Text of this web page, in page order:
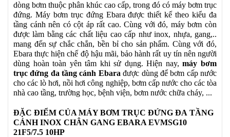
dòng bơm thuộc phân khúc cao cấp, trong đó có máy bơm trục
đứng. Máy bơm trục đứng Ebara được thiết kế theo kiểu đa
tầng cánh nên có cột áp rất cao. Cùng với đó, máy bơm còn
được làm bằng các chất liệu cao cấp như inox, nhựa, gang,..
mang đến sự chắc chắn, bền bỉ cho sản phẩm. Cùng với đó,
Ebara thực hiện chế độ hậu mãi, bảo hành rất uy tín nên người
dùng hoàn toàn yên tâm khi sử dụng. Hiện nay,máy bơm
trục đứng đa tầng cánh Ebara được dùng để bơm cấp nước
cho các lò hơi, nồi hơi công nghiệp, bơm cấp nước cho các tòa
nhà cao tầng, trường học, bệnh viện, bơm nước chữa cháy, ...
ĐẶC ĐIỂM CỦA MÁY BƠM TRỤC ĐỨNG ĐA TẦNG
CÁNH INOX CHÂN GANG EBARA EVMSG10
21F5/7.5 10HP